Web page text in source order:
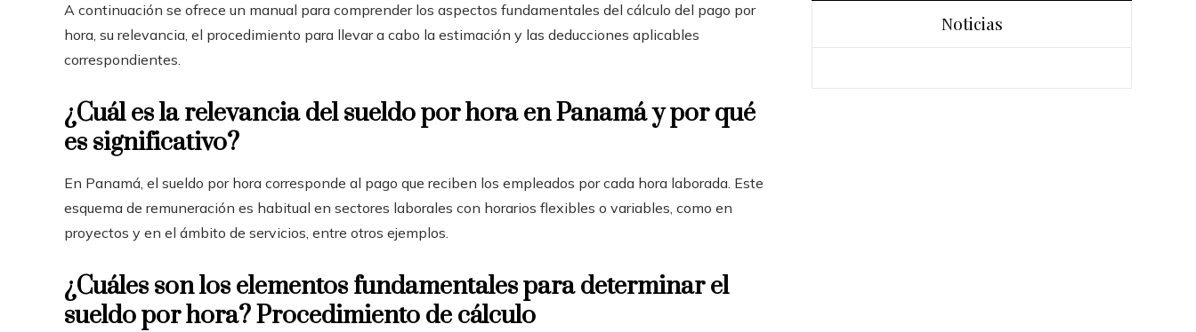
A continuación se ofrece un manual para comprender los aspectos fundamentales del cálculo del pago por
hora, su relevancia, el procedimiento para llevar a cabo la estimación y las deducciones aplicables
correspondientes.
¿Cuál es la relevancia del sueldo por hora en Panamá y por qué
es significativo?
En Panamá, el sueldo por hora corresponde al pago que reciben los empleados por cada hora laborada. Este
esquema de remuneración es habitual en sectores laborales con horarios flexibles o variables, como en
proyectos y en el ámbito de servicios, entre otros ejemplos.
¿Cuáles son los elementos fundamentales para determinar el
sueldo por hora? Procedimiento de cálculo
Noticias